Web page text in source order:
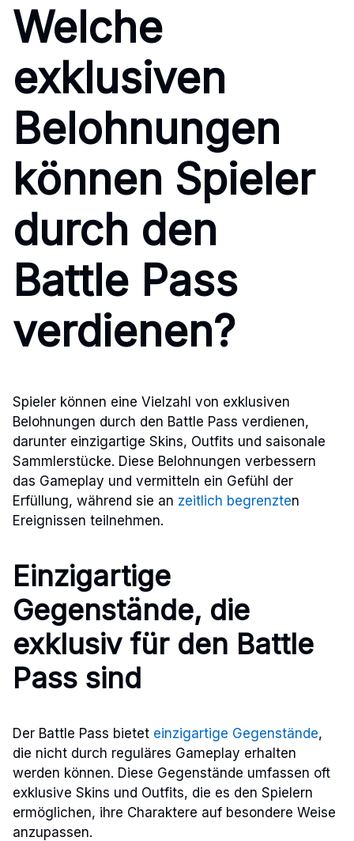
Welche
exklusiven
Belohnungen
können Spieler
durch den
Battle Pass
verdienen?
Spieler können eine Vielzahl von exklusiven
Belohnungen durch den Battle Pass verdienen,
darunter einzigartige Skins, Outfits und saisonale
Sammlerstücke. Diese Belohnungen verbessern
das Gameplay und vermitteln ein Gefühl der
Erfüllung, während sie an zeitlich begrenzten
Ereignissen teilnehmen.
Einzigartige
Gegenstände, die
exklusiv für den Battle
Pass sind
Der Battle Pass bietet einzigartige Gegenstände,
die nicht durch reguläres Gameplay erhalten
werden können. Diese Gegenstände umfassen oft
exklusive Skins und Outfits, die es den Spielern
ermöglichen, ihre Charaktere auf besondere Weise
anzupassen.